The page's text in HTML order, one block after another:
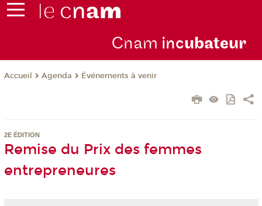
Cnam incubateur
Accueil Agenda Événements à venir
2E ÉDITION
Remise du Prix des femmes
entrepreneures